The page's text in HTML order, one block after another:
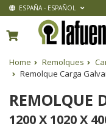
ESPAÑA - ESPAÑOL
Home Remolques
Remolque Carga
REMOLQUE
1200 X 1020 X